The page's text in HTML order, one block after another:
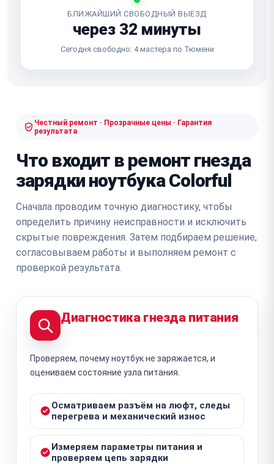
БЛИЖАЙШИЙ СВОБОДНЫЙ ВЫЕЗД
через 32 минуты
Сегодня свободно: 4 мастера по Тюмени
Честный ремонт · Прозрачные цены · Гарантия
результата
Что входит в ремонт гнезда
зарядки ноутбука Colorful
Сначала проводим точную диагностику, чтобы
определить причину неисправности и исключить
скрытые повреждения. Затем подбираем решение,
согласовываем работы и выполняем ремонт с
проверкой результата.
Диагностика гнезда питания
Проверяем, почему ноутбук не заряжается, и
оцениваем состояние узла питания.
Осматриваем разъём на люфт, следы
перегрева и механический износ
Измеряем параметры питания и
проверяем цепь зарядки